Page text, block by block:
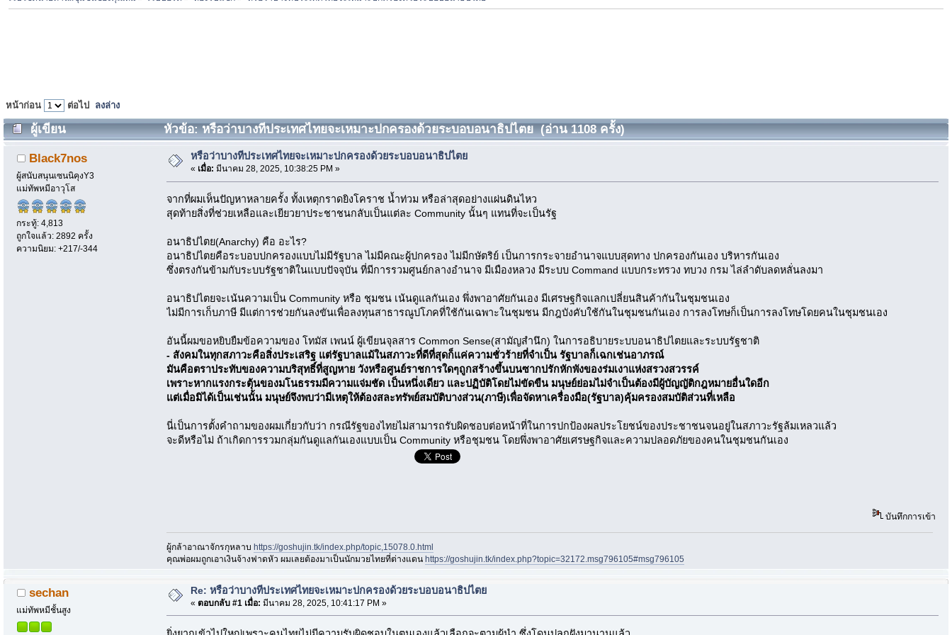
หน้าก่อน ต่อไป ลงล่าง
ผู้เขียน หัวข้อ: หรือว่าบางทีประเทศไทยจะเหมาะปกครองด้วยระบอบอนาธิปไตย (อ่าน 1108 ครั้ง)
Black7nos
ผู้สนับสนุนเซนนิคุงY3
แม่ทัพหมีอาวุโส
กระทู้: 4,813
ถูกใจแล้ว: 2892 ครั้ง
ความนิยม: +217/-344
หรือว่าบางทีประเทศไทยจะเหมาะปกครองด้วยระบอบอนาธิปไตย
« เมื่อ: มีนาคม 28, 2025, 10:38:25 PM »
จากที่ผมเห็นปัญหาหลายครั้ง ทั้งเหตุกราดยิงโคราช น้ำท่วม หรือล่าสุดอย่างแผ่นดินไหว
สุดท้ายสิ่งที่ช่วยเหลือและเยียวยาประชาชนกลับเป็นแต่ละ Community นั้นๆ แทนที่จะเป็นรัฐ
อนาธิปไตย(Anarchy) คือ อะไร?
อนาธิปไตยคือระบอบปกครองแบบไม่มีรัฐบาล ไม่มีคณะผู้ปกครอง ไม่มีกษัตริย์ เป็นการกระจายอำนาจแบบสุดทาง ปกครองกันเอง บริหารกันเอง
ซึ่งตรงกันข้ามกับระบบรัฐชาติในแบบปัจจุบัน ที่มีการรวมศูนย์กลางอำนาจ มีเมืองหลวง มีระบบ Command แบบกระทรวง ทบวง กรม ไล่ลำดับลดหลั่นลงมา
อนาธิปไตยจะเน้นความเป็น Community หรือ ชุมชน เน้นดูแลกันเอง พึ่งพาอาศัยกันเอง มีเศรษฐกิจแลกเปลี่ยนสินค้ากันในชุมชนเอง
ไม่มีการเก็บภาษี มีแต่การช่วยกันลงขันเพื่อลงทุนสาธารณูปโภคที่ใช้กันเฉพาะในชุมชน มีกฎบังคับใช้กันในชุมชนกันเอง การลงโทษก็เป็นการลงโทษโดยคนในชุมชนเอง
อันนี้ผมขอหยิบยืมข้อความของ โทมัส เพนน์ ผู้เขียนจุลสาร Common Sense(สามัญสำนึก) ในการอธิบายระบบอนาธิปไตยและระบบรัฐชาติ
- สังคมในทุกสภาวะคือสิ่งประเสริฐ แต่รัฐบาลแม้ในสภาวะที่ดีที่สุดก็แค่ความชั่วร้ายที่จำเป็น รัฐบาลก็เฉกเช่นอาภรณ์
มันคือตราประทับของความบริสุทธิ์ที่สูญหาย วังหรือศูนย์ราชการใดๆถูกสร้างขึ้นบนซากปรักหักพังของร่มเงาแห่งสรวงสวรรค์
เพราะหากแรงกระตุ้นของมโนธรรมมีความแจ่มชัด เป็นหนึ่งเดียว และปฏิบัติโดยไม่ขัดขืน มนุษย์ย่อมไม่จำเป็นต้องมีผู้บัญญัติกฎหมายอื่นใดอีก
แต่เมื่อมิได้เป็นเช่นนั้น มนุษย์จึงพบว่ามีเหตุให้ต้องสละทรัพย์สมบัติบางส่วน(ภาษี)เพื่อจัดหาเครื่องมือ(รัฐบาล)คุ้มครองสมบัติส่วนที่เหลือ
นี่เป็นการตั้งคำถามของผมเกี่ยวกับว่า กรณีรัฐของไทยไม่สามารถรับผิดชอบต่อหน้าที่ในการปกป้องผลประโยชน์ของประชาชนจนอยู่ในสภาวะรัฐล้มเหลวแล้ว
จะดีหรือไม่ ถ้าเกิดการรวมกลุ่มกันดูแลกันเองแบบเป็น Community หรือชุมชน โดยพึ่งพาอาศัยเศรษฐกิจและความปลอดภัยของคนในชุมชนกันเอง
บันทึกการเข้า
ผู้กล้าอาณาจักรกุหลาบhttps://goshujin.tk/index.php/topic,15078.0.html
ึคุณพ่อผมถูกเอาเงินจ้างฟาดหัว ผมเลยต้องมาเป็นนักมวยไทยที่ต่างแดนhttps://goshujin.tk/index.php?topic=32172.msg796105#msg796105
sechan
แม่ทัพหมีชั้นสูง
Re: หรือว่าบางทีประเทศไทยจะเหมาะปกครองด้วยระบอบอนาธิปไตย
« ตอบกลับ #1 เมื่อ: มีนาคม 28, 2025, 10:41:17 PM »